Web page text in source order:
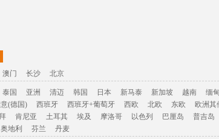
澳门 长沙 北京
泰国 亚洲 清迈 韩国 日本 新马泰 新加坡 越南 缅甸
(德国) 西班牙 西班牙+葡萄牙 西欧 北欧 东欧 欧洲其
肯尼亚 土耳其 埃及 摩洛哥 以色列 巴厘岛 普吉岛
奥地利 芬兰 丹麦